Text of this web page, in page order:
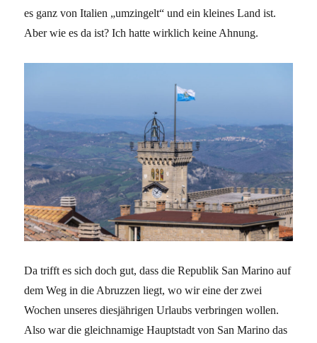
es ganz von Italien „umzingelt“ und ein kleines Land ist.
Aber wie es da ist? Ich hatte wirklich keine Ahnung.
Da trifft es sich doch gut, dass die Republik San Marino auf
dem Weg in die Abruzzen liegt, wo wir eine der zwei
Wochen unseres diesjährigen Urlaubs verbringen wollen.
Also war die gleichnamige Hauptstadt von San Marino das